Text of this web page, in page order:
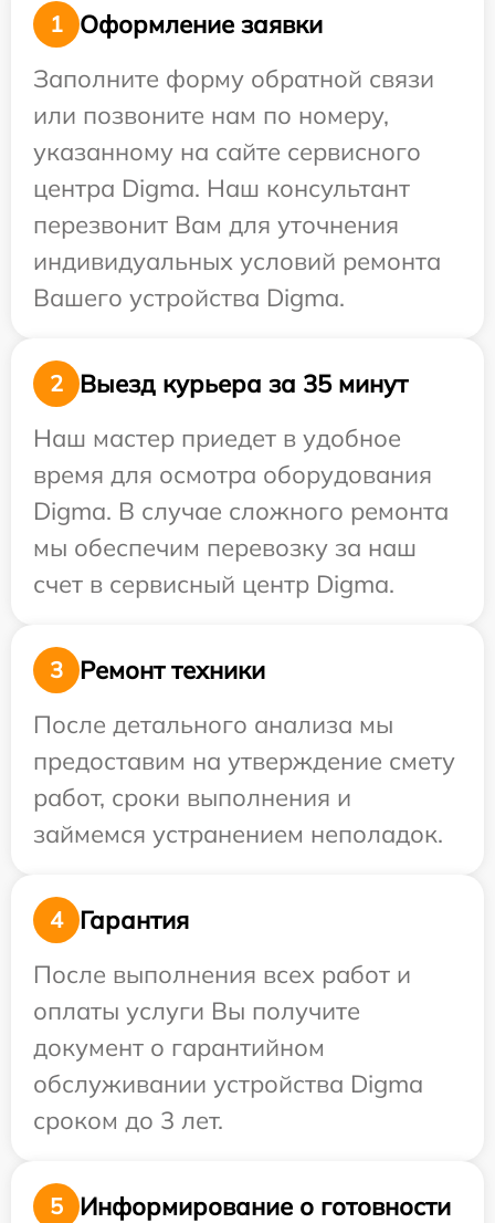
1
Оформление заявки
Заполните форму обратной связи
или позвоните нам по номеру,
указанному на сайте сервисного
центра Digma. Наш консультант
перезвонит Вам для уточнения
индивидуальных условий ремонта
Вашего устройства Digma.
2
Выезд курьера за 35 минут
Наш мастер приедет в удобное
время для осмотра оборудования
Digma. В случае сложного ремонта
мы обеспечим перевозку за наш
счет в сервисный центр Digma.
3
Ремонт техники
После детального анализа мы
предоставим на утверждение смету
работ, сроки выполнения и
займемся устранением неполадок.
4
Гарантия
После выполнения всех работ и
оплаты услуги Вы получите
документ о гарантийном
обслуживании устройства Digma
сроком до 3 лет.
5
Информирование о готовности